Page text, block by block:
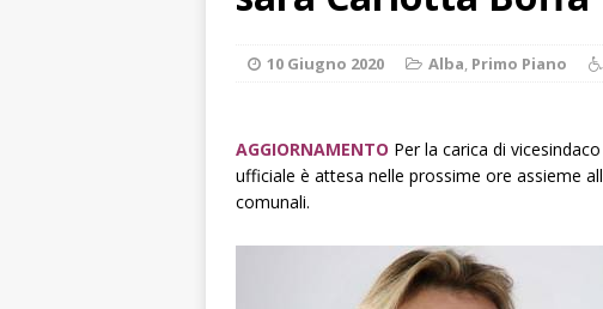
rotonda: giovane in
La
ALTRE NOTIZIE
«Nessun conflitto
[ 6 Agosto 2026 ]
10 Giugno 2020 Alba, Primo Piano
AGGIORNAMENTO Per la carica di
ufficiale è attesa nelle prossime ore assieme
comunali.